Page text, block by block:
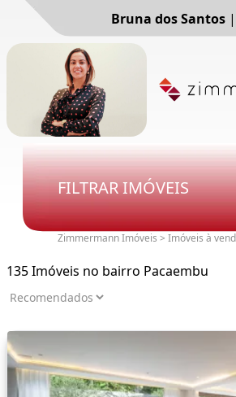
Bruna dos Santos |
FILTRAR IMÓVEIS
Zimmermann Imóveis > Imóveis à
135 Imóveis no bairro Pacaembu